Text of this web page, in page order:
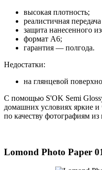
высокая плотность;
реалистичная
защита нанесенного
формат А6;
гарантия — полгода.
Недостатки:
на глянцевой
С помощью S'OK Semi
домашних условиях яркие
по качеству фотографиям
Lomond Photo Paper